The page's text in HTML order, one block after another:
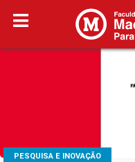
PESQUISA E INOVAÇÃO